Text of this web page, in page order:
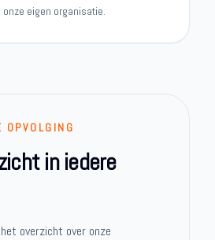
eigen organisatie.
OPVOLGING
in iedere
overzicht over onze